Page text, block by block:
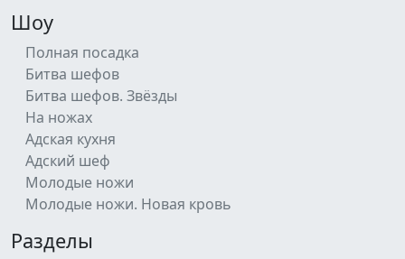
Шоу
Полная посадка
Битва шефов
Битва шефов. Звёзды
На ножах
Адская кухня
Адский шеф
Молодые ножи
Молодые ножи. Новая кровь
Разделы